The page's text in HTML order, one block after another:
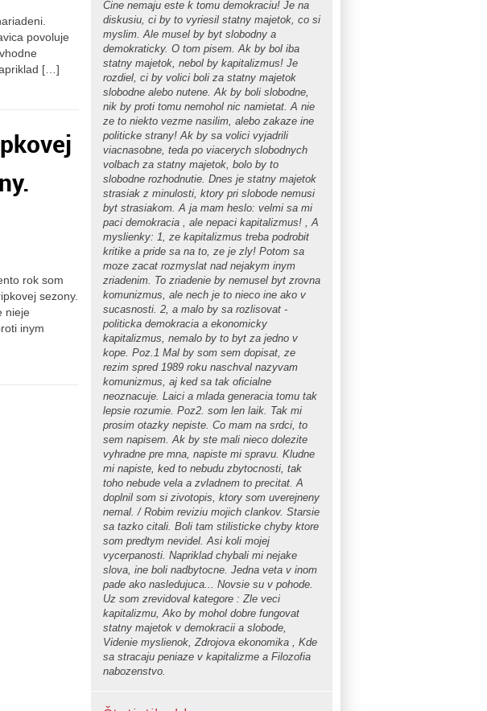
povoluje
[…]
rok som
sezony.
nieje
inym
Cine nemaju este k tomu demokraciu! Je na
diskusiu, ci by to vyriesil statny majetok, co si
myslim. Ale musel by byt slobodny a
demokraticky. O tom pisem. Ak by bol iba
statny majetok, nebol by kapitalizmus! Je
rozdiel, ci by volici boli za statny majetok
slobodne alebo nutene. Ak by boli slobodne,
nik by proti tomu nemohol nic namietat. A nie
ze to niekto vezme nasilim, alebo zakaze ine
politicke strany! Ak by sa volici vyjadrili
viacnasobne, teda po viacerych slobodnych
volbach za statny majetok, bolo by to
slobodne rozhodnutie. Dnes je statny majetok
strasiak z minulosti, ktory pri slobode nemusi
byt strasiakom. A ja mam heslo: velmi sa mi
paci demokracia , ale nepaci kapitalizmus! , A
myslienky: 1, ze kapitalizmus treba podrobit
kritike a pride sa na to, ze je zly! Potom sa
moze zacat rozmyslat nad nejakym inym
zriadenim. To zriadenie by nemusel byt zrovna
komunizmus, ale nech je to nieco ine ako v
sucasnosti. 2, a malo by sa rozlisovat -
politicka demokracia a ekonomicky
kapitalizmus, nemalo by to byt za jedno v
kope. Poz.1 Mal by som sem dopisat, ze
rezim spred 1989 roku naschval nazyvam
komunizmus, aj ked sa tak oficialne
neoznacuje. Laici a mlada generacia tomu tak
lepsie rozumie. Poz2. som len laik. Tak mi
prosim otazky nepiste. Co mam na srdci, to
sem napisem. Ak by ste mali nieco dolezite
vyhradne pre mna, napiste mi spravu. Kludne
mi napiste, ked to nebudu zbytocnosti, tak
toho nebude vela a zvladnem to precitat. A
doplnil som si zivotopis, ktory som uverejneny
nemal. / Robim reviziu mojich clankov. Starsie
sa tazko citali. Boli tam stilisticke chyby ktore
som predtym nevidel. Asi koli mojej
vycerpanosti. Napriklad chybali mi nejake
slova, ine boli nadbytocne. Jedna veta v inom
pade ako nasledujuca... Novsie su v pohode.
Uz som zrevidoval kategore : Zle veci
kapitalizmu, Ako by mohol dobre fungovat
statny majetok v demokracii a slobode,
Videnie myslienok, Zdrojova ekonomika , Kde
sa stracaju peniaze v kapitalizme a Filozofia
nabozenstvo.